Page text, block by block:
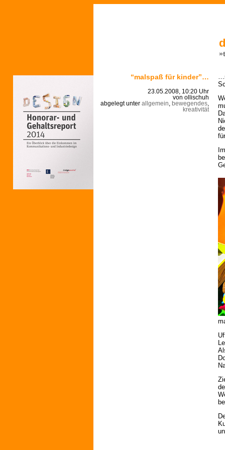
“malspaß für kinder”…
23.05.2008, 10:20 Uhr
von ollischuh
abgelegt unter allgemein bewegendes
kreativität